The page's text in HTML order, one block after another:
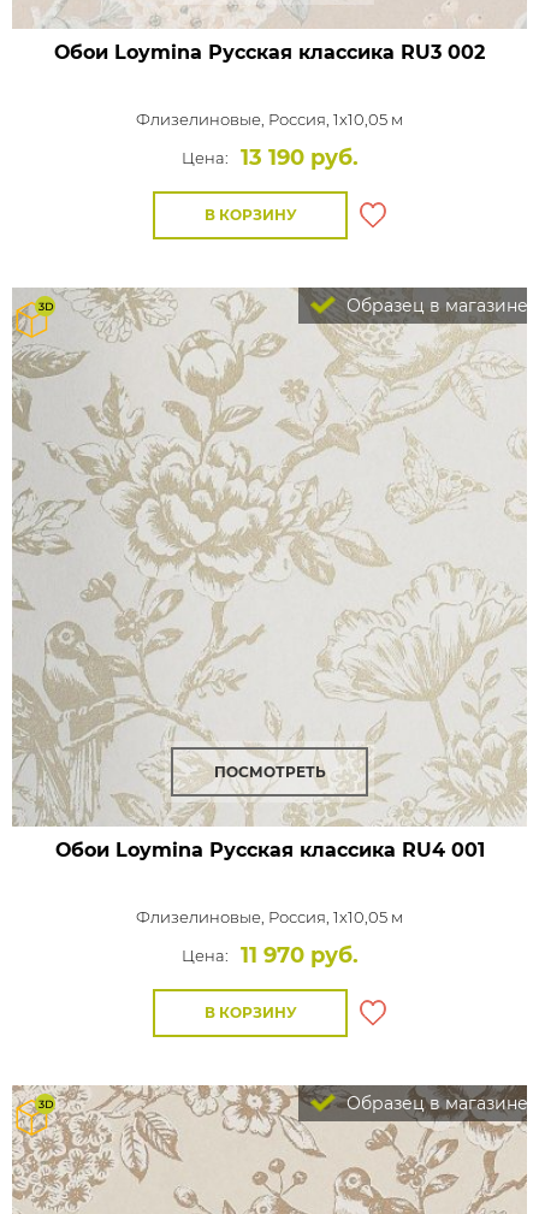
Обои Loymina Русская классика RU3 002
Флизелиновые, Россия, 1x10,05 м
Цена:
13 190 руб.
В КОРЗИНУ
Образец в магазине
ПОСМОТРЕТЬ
Обои Loymina Русская классика RU4 001
Флизелиновые, Россия, 1x10,05 м
Цена:
11 970 руб.
В КОРЗИНУ
Образец в магазине